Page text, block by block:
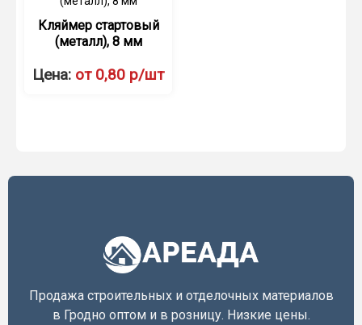
Кляймер стартовый
(металл), 8 мм
Цена: от 0,80 р/шт
Продажа строительных и отделочных материалов
в Гродно оптом и в розницу. Низкие цены.